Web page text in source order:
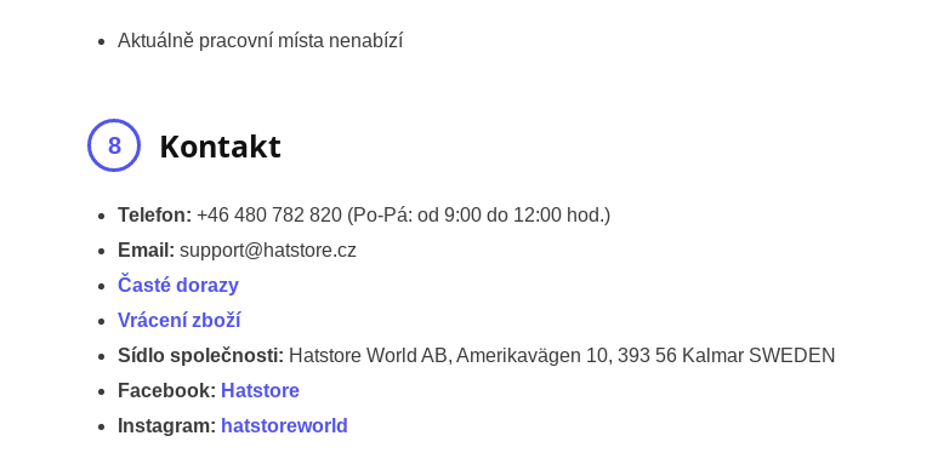
Aktuálně pracovní místa nenabízí
Kontakt
Telefon: +46 480 782 820 (Po-Pá: od 9:00 do 12:00 hod.)
Email: support@hatstore.cz
Časté dorazy
Vrácení zboží
Sídlo společnosti: Hatstore World AB, Amerikavägen 10, 393 56 Kalmar SWEDEN
Facebook: Hatstore
Instagram: hatstoreworld